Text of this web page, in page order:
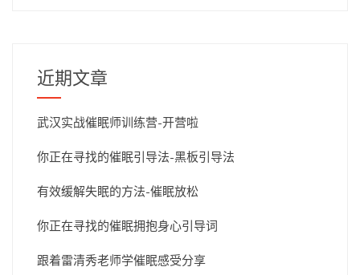
近期文章
武汉实战催眠师训练营-开营啦
你正在寻找的催眠引导法-黑板引导法
有效缓解失眠的方法-催眠放松
你正在寻找的催眠拥抱身心引导词
跟着雷清秀老师学催眠感受分享